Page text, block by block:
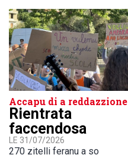
Accapu di a reddazzione
Rientrata
faccendosa
LE 31/07/2026
270 zitelli feranu a so